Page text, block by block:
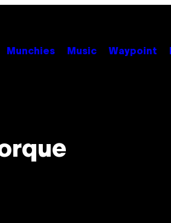
Munchies Music Waypoint